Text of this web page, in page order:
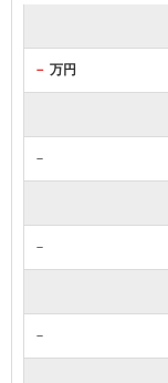
－ 万円
－
－
－